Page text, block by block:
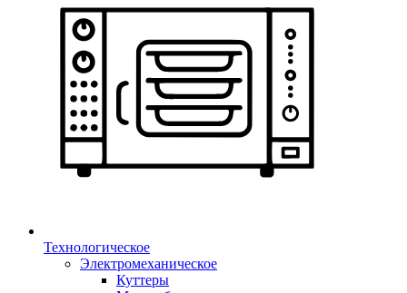
Технологическое
Электромеханическое
Куттеры